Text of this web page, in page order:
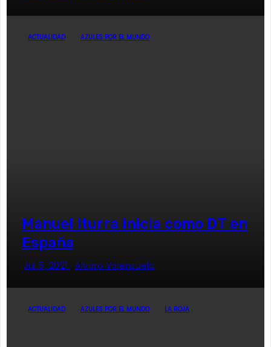
ACTUALIDAD AZULES POR EL MUNDO
Manuel Iturra inicia como DT en
España
Jul 5, 2021 Alvaro Valenzuela
ACTUALIDAD AZULES POR EL MUNDO LA ROJA